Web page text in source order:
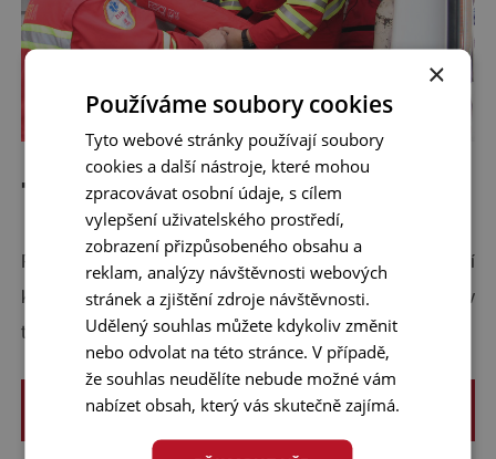
Transport pacienta
Prostředky určené pro bezpečný transport pacienta vynikají
kvalitou provedení a jsou vyvinuty přímo se specialisty v
terénu.
ZOBRAZIT VÍCE
×
Používáme soubory cookies
Tyto webové stránky používají soubory
cookies a další nástroje, které mohou
zpracovávat osobní údaje, s cílem
vylepšení uživatelského prostředí,
zobrazení přizpůsobeného obsahu a
reklam, analýzy návštěvnosti webových
stránek a zjištění zdroje návštěvnosti.
Udělený souhlas můžete kdykoliv změnit
nebo odvolat na této stránce. V případě,
že souhlas neudělíte nebude možné vám
nabízet obsah, který vás skutečně zajímá.